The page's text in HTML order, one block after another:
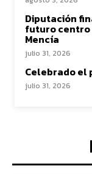
Diputación
futuro centro
Mencía
julio 31, 2026
Celebrado el
julio 31, 2026